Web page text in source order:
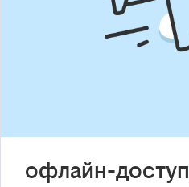
офлайн-доступ